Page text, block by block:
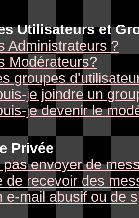
Utilisateurs et
Administrateurs ?
Modérateurs?
groupes
je joindre un
je devenir le
Privée
envoyer de
de recevoir des
e-mail abusif ou de